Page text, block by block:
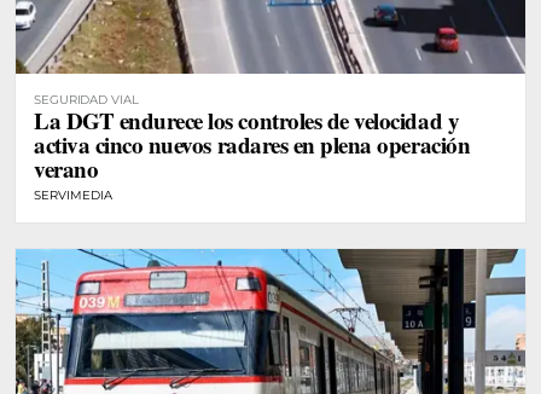
SEGURIDAD VIAL
La DGT endurece los controles de velocidad y
activa cinco nuevos radares en plena operación
verano
SERVIMEDIA